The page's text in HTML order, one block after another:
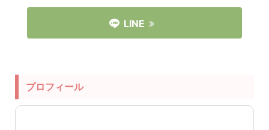
LINE
プロフィール